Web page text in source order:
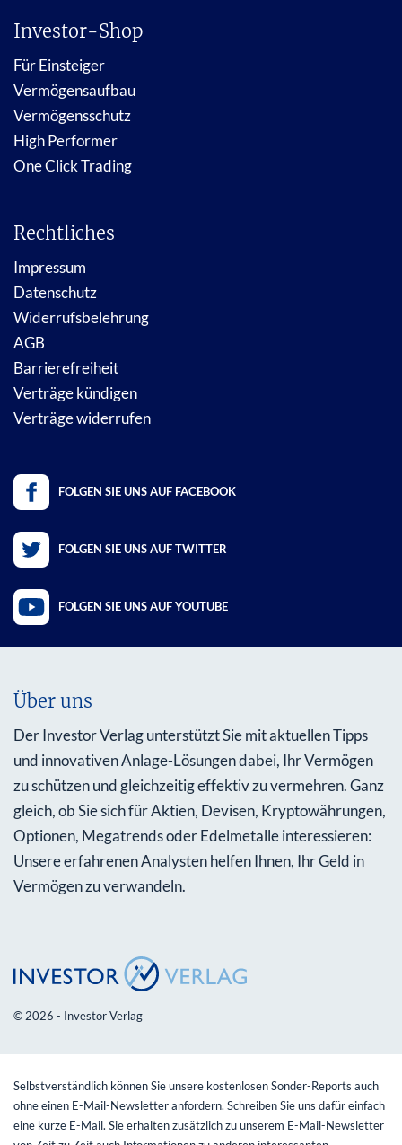
Investor-Shop
Für Einsteiger
Vermögensaufbau
Vermögensschutz
High Performer
One Click Trading
Rechtliches
Impressum
Datenschutz
Widerrufsbelehrung
AGB
Barrierefreiheit
Verträge kündigen
Verträge widerrufen
FOLGEN SIE UNS AUF FACEBOOK
FOLGEN SIE UNS AUF TWITTER
FOLGEN SIE UNS AUF YOUTUBE
Über uns
Der Investor Verlag unterstützt Sie mit aktuellen Tipps
und innovativen Anlage-Lösungen dabei, Ihr Vermögen
zu schützen und gleichzeitig effektiv zu vermehren. Ganz
gleich, ob Sie sich für Aktien, Devisen, Kryptowährungen,
Optionen, Megatrends oder Edelmetalle interessieren:
Unsere erfahrenen Analysten helfen Ihnen, Ihr Geld in
Vermögen zu verwandeln.
© 2026 - Investor Verlag
Selbstverständlich können Sie unsere kostenlosen Sonder-Reports auch
ohne einen E-Mail-Newsletter anfordern. Schreiben Sie uns dafür einfach
eine kurze E-Mail. Sie erhalten zusätzlich zu unserem E-Mail-Newsletter